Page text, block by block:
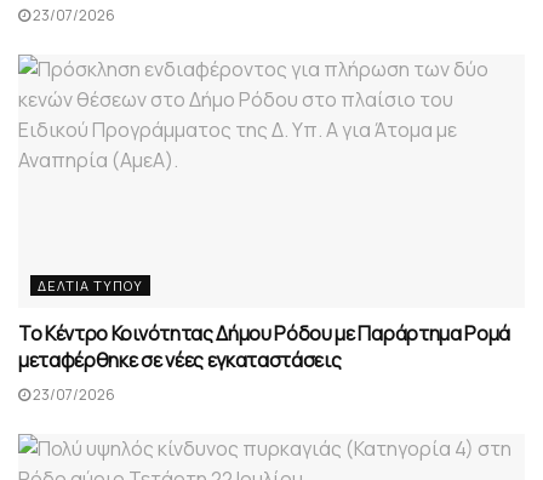
23/07/2026
ΔΕΛΤΊΑ ΤΎΠΟΥ
Το Κέντρο Κοινότητας Δήμου Ρόδου με Παράρτημα Ρομά
μεταφέρθηκε σε νέες εγκαταστάσεις
23/07/2026